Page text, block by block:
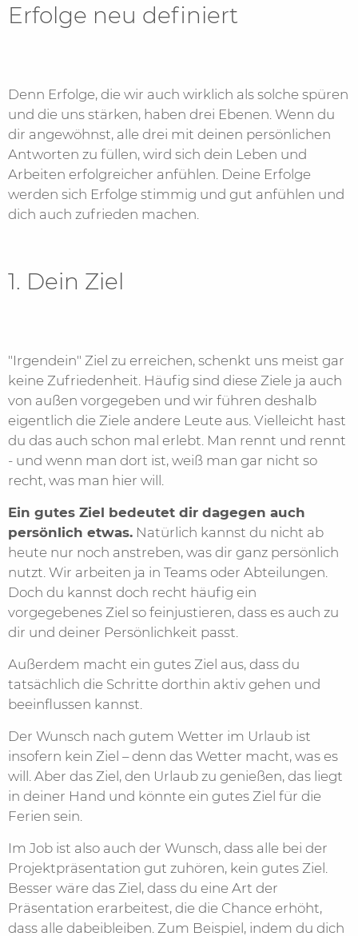
Erfolge neu definiert
Denn Erfolge, die wir auch wirklich als solche spüren
und die uns stärken, haben drei Ebenen. Wenn du
dir angewöhnst, alle drei mit deinen persönlichen
Antworten zu füllen, wird sich dein Leben und
Arbeiten erfolgreicher anfühlen. Deine Erfolge
werden sich Erfolge stimmig und gut anfühlen und
dich auch zufrieden machen.
1. Dein Ziel
"Irgendein" Ziel zu erreichen, schenkt uns meist gar
keine Zufriedenheit. Häufig sind diese Ziele ja auch
von außen vorgegeben und wir führen deshalb
eigentlich die Ziele andere Leute aus. Vielleicht hast
du das auch schon mal erlebt. Man rennt und rennt
- und wenn man dort ist, weiß man gar nicht so
recht, was man hier will.
Ein gutes Ziel bedeutet dir dagegen auch
persönlich etwas. Natürlich kannst du nicht ab
heute nur noch anstreben, was dir ganz persönlich
nutzt. Wir arbeiten ja in Teams oder Abteilungen.
Doch du kannst doch recht häufig ein
vorgegebenes Ziel so feinjustieren, dass es auch zu
dir und deiner Persönlichkeit passt.
Außerdem macht ein gutes Ziel aus, dass du
tatsächlich die Schritte dorthin aktiv gehen und
beeinflussen kannst.
Der Wunsch nach gutem Wetter im Urlaub ist
insofern kein Ziel – denn das Wetter macht, was es
will. Aber das Ziel, den Urlaub zu genießen, das liegt
in deiner Hand und könnte ein gutes Ziel für die
Ferien sein.
Im Job ist also auch der Wunsch, dass alle bei der
Projektpräsentation gut zuhören, kein gutes Ziel.
Besser wäre das Ziel, dass du eine Art der
Präsentation erarbeitest, die die Chance erhöht,
dass alle dabeibleiben. Zum Beispiel, indem du dich